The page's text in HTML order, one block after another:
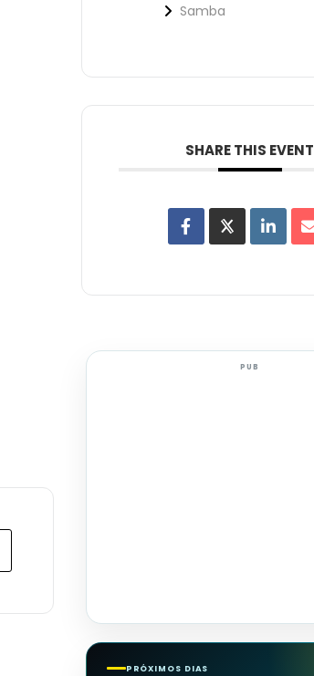
Samba
SHARE THIS EVENT
PUB
PRÓXIMOS DIAS